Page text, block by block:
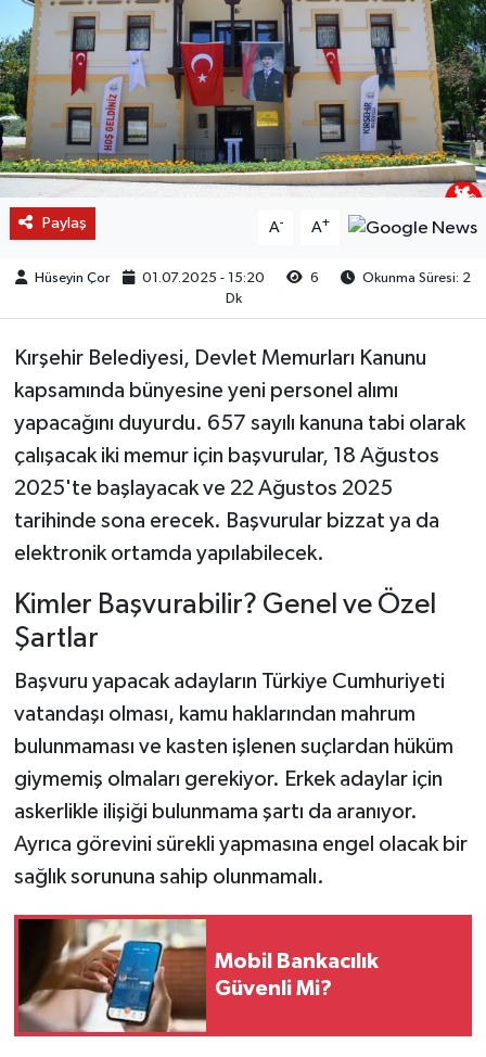
Paylaş A- A+
Hüseyin Çor 01.07.2025 - 15:20 6
Okunma Süresi: 2
Dk
Kırşehir Belediyesi, Devlet Memurları Kanunu
kapsamında bünyesine yeni personel alımı
yapacağını duyurdu. 657 sayılı kanuna tabi olarak
çalışacak iki memur için başvurular, 18 Ağustos
2025'te başlayacak ve 22 Ağustos 2025
tarihinde sona erecek. Başvurular bizzat ya da
elektronik ortamda yapılabilecek.
Kimler Başvurabilir? Genel ve Özel
Şartlar
Başvuru yapacak adayların Türkiye Cumhuriyeti
vatandaşı olması, kamu haklarından mahrum
bulunmaması ve kasten işlenen suçlardan hüküm
giymemiş olmaları gerekiyor. Erkek adaylar için
askerlikle ilişiği bulunmama şartı da aranıyor.
Ayrıca görevini sürekli yapmasına engel olacak bir
sağlık sorununa sahip olunmamalı.
Mobil Bankacılık
Güvenli Mi?